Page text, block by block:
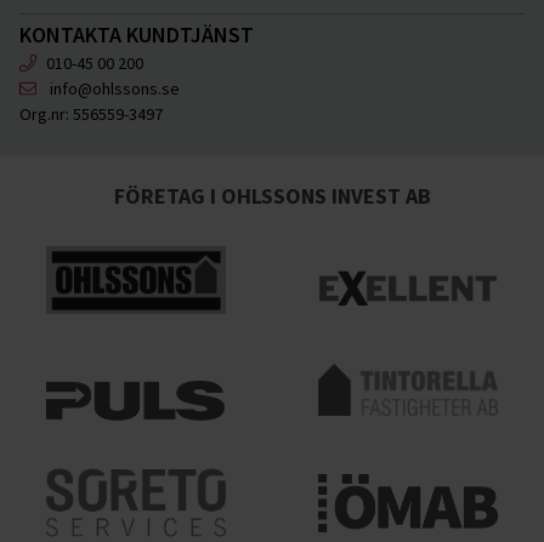
KONTAKTA KUNDTJÄNST
010-45 00 200
info@ohlssons.se
Org.nr: 556559-3497
FÖRETAG I OHLSSONS INVEST AB